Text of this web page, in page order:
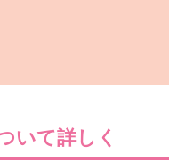
いて詳しく